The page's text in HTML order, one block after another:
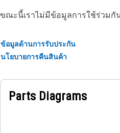
ขณะนี้เราไม่มีข้อมูลการใช้ร่วม
ข้อมูลด้านการรับประกัน
นโยบายการคืนสินค้า
Parts Diagrams